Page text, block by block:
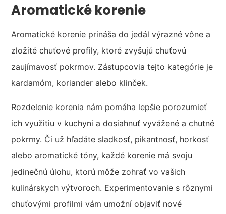
Aromatické korenie
Aromatické korenie prináša do jedál výrazné vône a
zložité chuťové profily, ktoré zvyšujú chuťovú
zaujímavosť pokrmov. Zástupcovia tejto kategórie je
kardamóm, koriander alebo klinček.
Rozdelenie korenia nám pomáha lepšie porozumieť
ich využitiu v kuchyni a dosiahnuť vyvážené a chutné
pokrmy. Či už hľadáte sladkosť, pikantnosť, horkosť
alebo aromatické tóny, každé korenie má svoju
jedinečnú úlohu, ktorú môže zohrať vo vašich
kulinárskych výtvoroch. Experimentovanie s rôznymi
chuťovými profilmi vám umožní objaviť nové